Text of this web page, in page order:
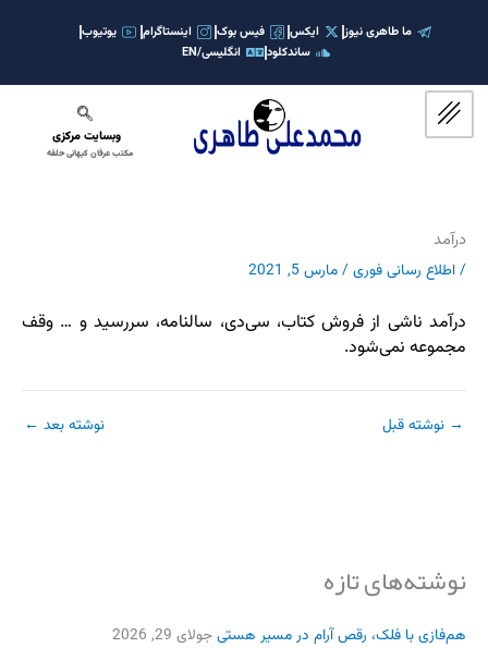
ما طاهری نیوز ایکس فیس بوک اینستاگرام
یوتیوب
ساندکلود
انگلیسی/EN
وبسایت مرکزی
مکتب عرفان کیهانی حلقه
نوشته‌های تازه
هم‌فازی با فلک، رقص آرام در مسیر هستیجولای 29, 2026
درآمد
/اطلاع رسانی فوری /مارس 5, 2021
درآمد ناشی از فروش کتاب، سی‌دی، سالنامه، سررسید و … وقف
مجموعه نمی‌شود.
→ نوشته قبل نوشته بعد ←